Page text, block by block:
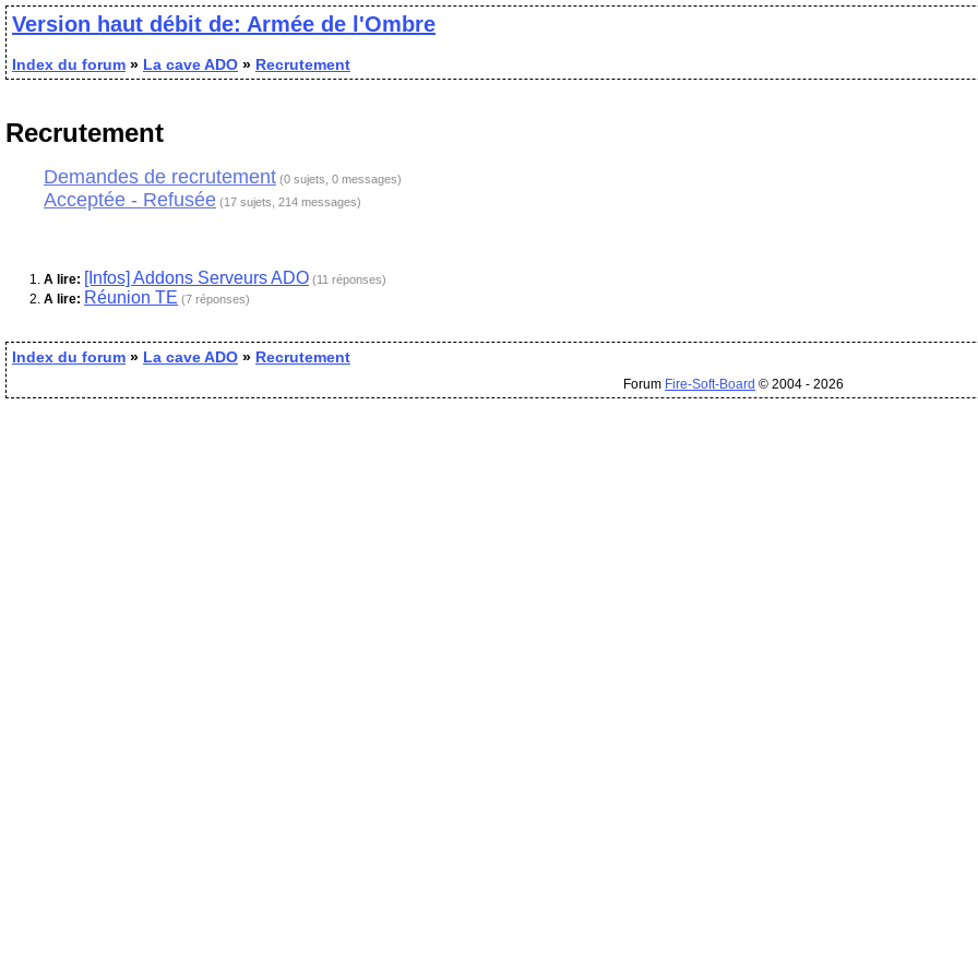
Version haut débit de: Armée de l'Ombre
Index du forum » La cave ADO » Recrutement
Recrutement
Demandes de recrutement (0 sujets, 0 messages)
Acceptée - Refusée (17 sujets, 214 messages)
A lire: [Infos] Addons Serveurs ADO (11 réponses)
A lire: Réunion TE (7 réponses)
Index du forum » La cave ADO » Recrutement
Forum Fire-Soft-Board © 2004 - 2026